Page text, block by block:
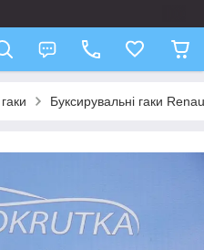
Буксирувальні гаки